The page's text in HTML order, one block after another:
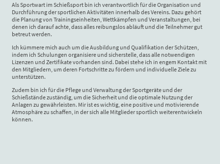
Als Sportwart im Schießsport bin ich verantwortlich für die Organisation und
Durchführung der sportlichen Aktivitäten innerhalb des Vereins. Dazu gehört
die Planung von Trainingseinheiten, Wettkämpfen und Veranstaltungen, bei
denen ich darauf achte, dass alles reibungslos abläuft und die Teilnehmer gut
betreut werden.
Ich kümmere mich auch um die Ausbildung und Qualifikation der Schützen,
indem ich Schulungen organisiere und sicherstelle, dass alle notwendigen
Lizenzen und Zertifikate vorhanden sind. Dabei stehe ich in engem Kontakt mit
den Mitgliedern, um deren Fortschritte zu fördern und individuelle Ziele zu
unterstützen.
Zudem bin ich für die Pflege und Verwaltung der Sportgeräte und der
Schießstände zuständig, um die Sicherheit und die optimale Nutzung der
Anlagen zu gewährleisten. Mir ist es wichtig, eine positive und motivierende
Atmosphäre zu schaffen, in der sich alle Mitglieder sportlich weiterentwickeln
können.